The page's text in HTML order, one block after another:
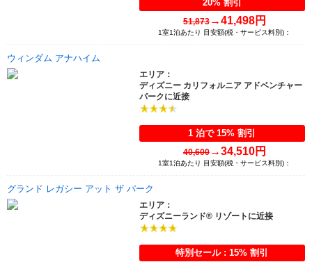
20% 割引
51,873→41,498円
1室1泊あたり 目安額(税・サービス料別)：
ウィンダム アナハイム
エリア：
ディズニー カリフォルニア アドベンチャー
パークに近接
1 泊で 15% 割引
40,600→34,510円
1室1泊あたり 目安額(税・サービス料別)：
グランド レガシー アット ザ パーク
エリア：
ディズニーランド® リゾートに近接
特別セール : 15% 割引